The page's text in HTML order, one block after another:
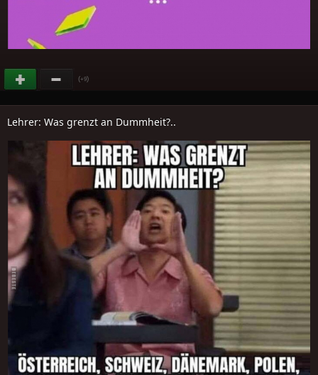
(+9)
Lehrer: Was grenzt an Dummheit?..